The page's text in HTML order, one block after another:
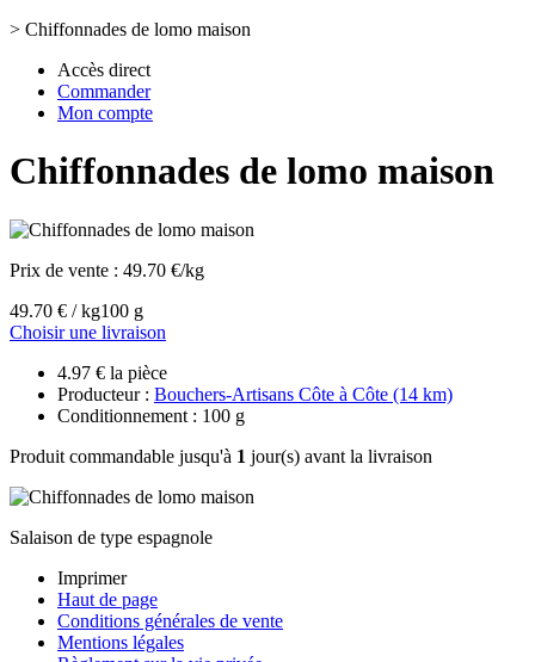
> Chiffonnades de lomo maison
Accès direct
Commander
Mon compte
Chiffonnades de lomo maison
Prix de vente : 49.70 €/kg
49.70 € / kg100 g
Choisir une livraison
4.97 € la pièce
Producteur : Bouchers-Artisans Côte à Côte (14 km)
Conditionnement : 100 g
Produit commandable jusqu'à 1 jour(s) avant la livraison
Salaison de type espagnole
Imprimer
Haut de page
Conditions générales de vente
Mentions légales